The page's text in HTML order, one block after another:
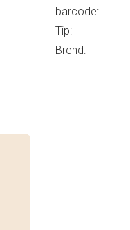
barcode:
Tip:
Brend: